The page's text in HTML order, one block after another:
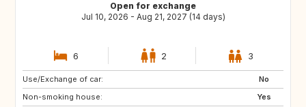
Open for exchange
Jul 10, 2026 - Aug 21, 2027 (14 days)
6 2 3
Use/Exchange of car:
No
Non-smoking house:
Yes
CH
FR